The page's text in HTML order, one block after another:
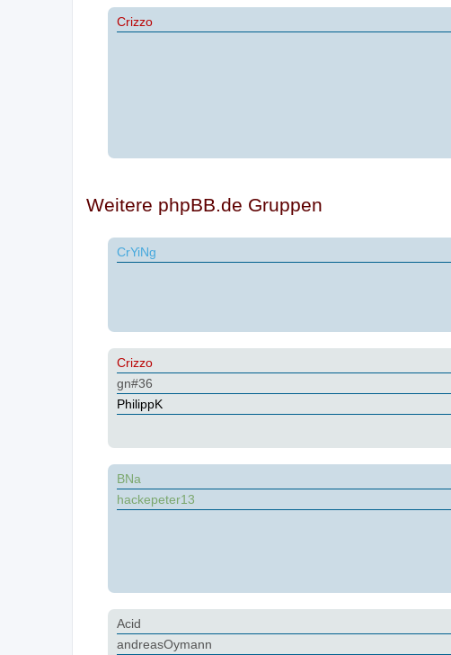
Crizzo
Weitere phpBB.de Gruppen
CrYiNg
Crizzo
gn#36
PhilippK
BNa
hackepeter13
Acid
andreasOymann